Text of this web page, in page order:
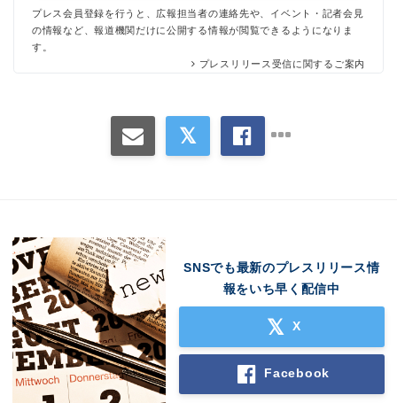
プレス会員登録を行うと、広報担当者の連絡先や、イベント・記者会見
の情報など、報道機関だけに公開する情報が閲覧できるようになりま
す。
プレスリリース受信に関するご案内
SNSでも最新のプレスリリース情
報をいち早く配信中
X
Facebook